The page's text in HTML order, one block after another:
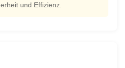
und Effizienz.